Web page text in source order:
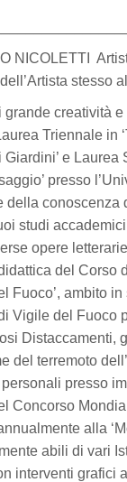
NICOLETTI
stesso
grande creatività
Triennale in
e Laurea
presso
della conoscenza
studi
opere
del Corso
Fuoco’, ambito
Vigile del Fuoco
Distaccamenti,
del terremoto
presso
Concorso
alla
abili di vari
interventi grafici